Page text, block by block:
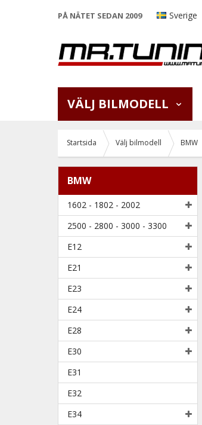
PÅ NÄTET SEDAN 2009 Sverige
VÄLJ BILMODELL
Startsida Välj bilmodell BMW
BMW
1602 - 1802 - 2002
2500 - 2800 - 3000 - 3300
E12
E21
E23
E24
E28
E30
E31
E32
E34